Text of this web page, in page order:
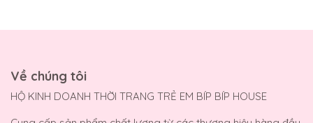
Về chúng tôi
HỘ KINH DOANH THỜI TRANG TRẺ EM BÍP BÍP HOUSE